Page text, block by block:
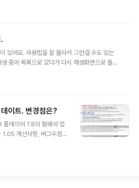
통과했다.' 추가로. IBM joint development
데 정확히는 모르겠네요. arm 기반 soc 한정
업도 장난이 아닌듯. 궁극적으로 cpu를 노리는
있어요. 사용법을 잘 몰라서 그런걸 수도 있는
중에 목록으로 갔다가 다시 재생화면으로 돌
파일목록보는 속도가 좀 느린듯.(이건 다른 제
요. 7. 재생시 파일 비트레이트 표시되게. 8. 기
쩌렁;; imp550 리모컨 모양으로 mp3 만들면
은데 왜 안 만드는지. 크기 ..
이트. 변경점은?
레이어 T8의 펌웨어 업
개선사항, 버그수정은
우선 펌업부터. iriver pl